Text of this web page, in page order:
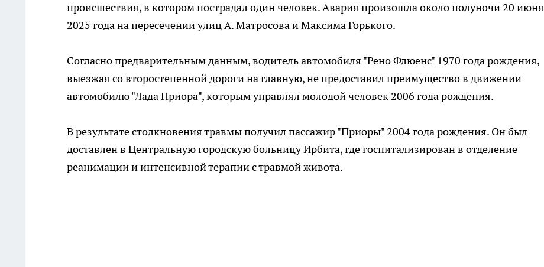
происшествия, в котором пострадал один человек. Авария произошла около полуночи 20 июня
2025 года на пересечении улиц А. Матросова и Максима Горького.
Согласно предварительным данным, водитель автомобиля "Рено Флюенс" 1970 года рождения,
выезжая со второстепенной дороги на главную, не предоставил преимущество в движении
автомобилю "Лада Приора", которым управлял молодой человек 2006 года рождения.
В результате столкновения травмы получил пассажир "Приоры" 2004 года рождения. Он был
доставлен в Центральную городскую больницу Ирбита, где госпитализирован в отделение
реанимации и интенсивной терапии с травмой живота.